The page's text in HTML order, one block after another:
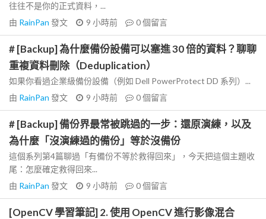
往往不是你的正式資料，...
由 RainPan 發文 9 小時前 0個留言
# [Backup] 為什麼備份設備可以塞進 30 倍的資料？聊聊
重複資料刪除（Deduplication）
如果你看過企業級備份設備（例如 Dell PowerProtect DD 系列）...
由 RainPan 發文 9 小時前 0個留言
# [Backup] 備份界最常被跳過的一步：還原演練，以及
為什麼「沒演練過的備份」等於沒備份
這個系列第4篇聊過「有備份不等於救得回來」，今天把這個主題收
尾：怎麼確定救得回來...
由 RainPan 發文 9 小時前 0個留言
[OpenCV 學習筆記] 2. 使用 OpenCV 進行影像混合